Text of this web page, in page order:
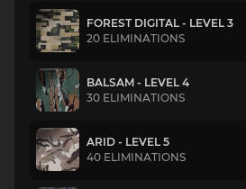
FOREST DIGITAL - LEVEL 3
20 ELIMINATIONS
BALSAM - LEVEL 4
30 ELIMINATIONS
ARID - LEVEL 5
40 ELIMINATIONS